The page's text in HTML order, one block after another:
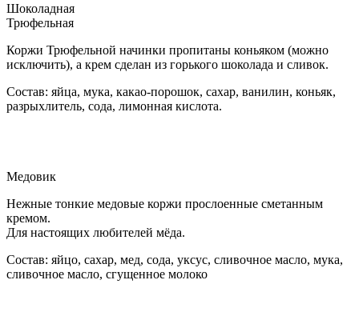
Шоколадная
Трюфельная
Коржи Трюфельной начинки пропитаны коньяком (можно
исключить), а крем сделан из горького шоколада и сливок.
Состав: яйца, мука, какао-порошок, сахар, ванилин, коньяк,
разрыхлитель, сода, лимонная кислота.
Медовик
Нежные тонкие медовые коржи прослоенные сметанным
кремом.
Для настоящих любителей мёда.
Состав: яйцо, сахар, мед, сода, уксус, сливочное масло, мука,
сливочное масло, сгущенное молоко